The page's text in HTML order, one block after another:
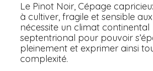
Le Pinot Noir, Cépage
à cultiver, fragile et sensible
nécessite un climat continental
septentrional pour pouvoir
pleinement et exprimer ainsi
complexité.